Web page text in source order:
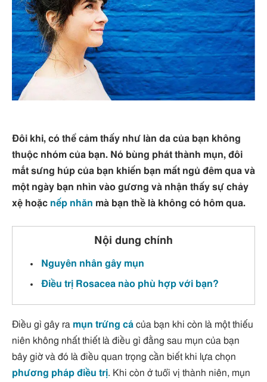
Đôi khi, có thể cảm thấy như làn da của bạn không
thuộc nhóm của bạn. Nó bùng phát thành mụn, đôi
mắt sưng húp của bạn khiến bạn mất ngủ đêm qua và
một ngày bạn nhìn vào gương và nhận thấy sự chảy
xệ hoặc nếp nhăn mà bạn thề là không có hôm qua.
Nội dung chính
Nguyên nhân gây mụn
Điều trị Rosacea nào phù hợp với bạn?
Điều gì gây ra mụn trứng cá của bạn khi còn là một thiếu
niên không nhất thiết là điều gì đằng sau mụn của bạn
bây giờ và đó là điều quan trọng cần biết khi lựa chọn
phương pháp điều trị. Khi còn ở tuổi vị thành niên, mụn